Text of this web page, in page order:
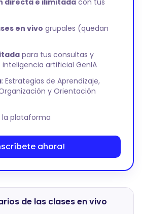
directa e ilimitada con tus
en vivo grupales (quedan
para tus consultas y
artificial GenIA
: Estrategias de Aprendizaje,
y Orientación
la plataforma
ahora!
de las clases en vivo